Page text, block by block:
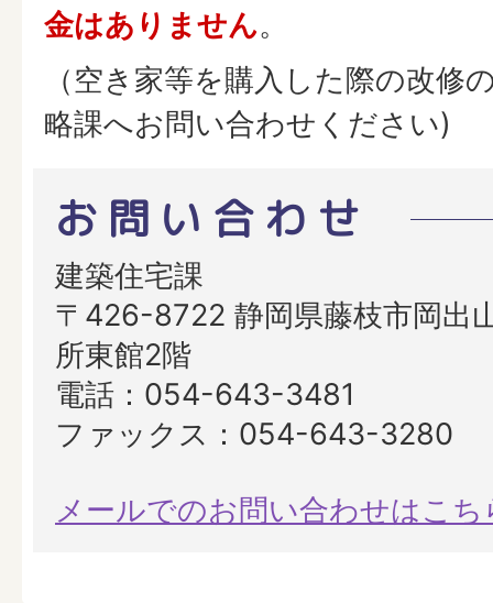
金はありません。
（空き家等を購入した際の改修
略課へお問い合わせください)
お問い合わせ
建築住宅課
〒426-8722 静岡県藤枝市岡出
所東館2階
電話：054-643-3481
ファックス：054-643-3280
メールでのお問い合わせはこち